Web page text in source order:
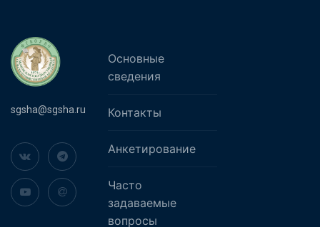
sgsha@sgsha.ru
Основные
сведения
Контакты
Анкетирование
Часто
задаваемые
вопросы